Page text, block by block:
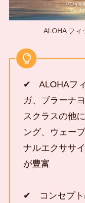
ALOHA フィ
✔ ALOHAフィ
ガ、ブラーナ
スクラスの他
ング、ウェー
ナルエクササ
が豊富
✔ コンセプト